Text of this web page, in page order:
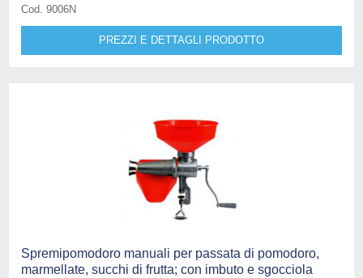
Cod. 9006N
PREZZI E DETTAGLI PRODOTTO
Spremipomodoro manuali per passata di pomodoro,
marmellate, succhi di frutta; con imbuto e sgocciola